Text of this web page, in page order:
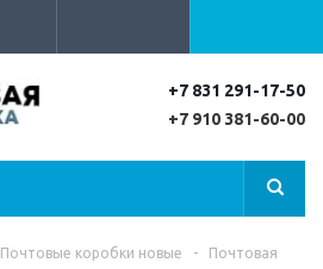
+7 831 291-17-50
+7 910 381-60-00
Почтовые коробки новые -
Почтовая